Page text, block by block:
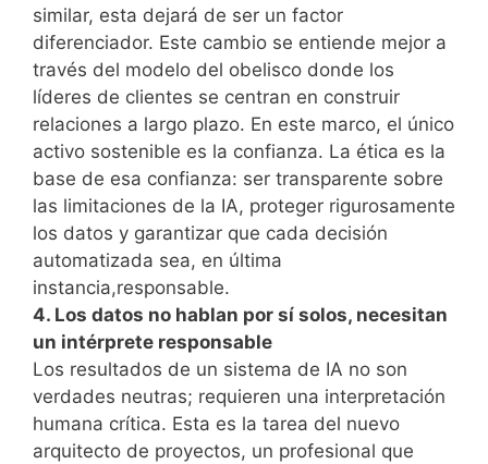
similar, esta dejará de ser un factor
diferenciador. Este cambio se entiende mejor a
través del modelo del obelisco donde los
líderes de clientes se centran en construir
relaciones a largo plazo. En este marco, el único
activo sostenible es la confianza. La ética es la
base de esa confianza: ser transparente sobre
las limitaciones de la IA, proteger rigurosamente
los datos y garantizar que cada decisión
automatizada sea, en última
instancia,responsable.
4. Los datos no hablan por sí solos, necesitan
un intérprete responsable
Los resultados de un sistema de IA no son
verdades neutras; requieren una interpretación
humana crítica. Esta es la tarea del nuevo
arquitecto de proyectos, un profesional que